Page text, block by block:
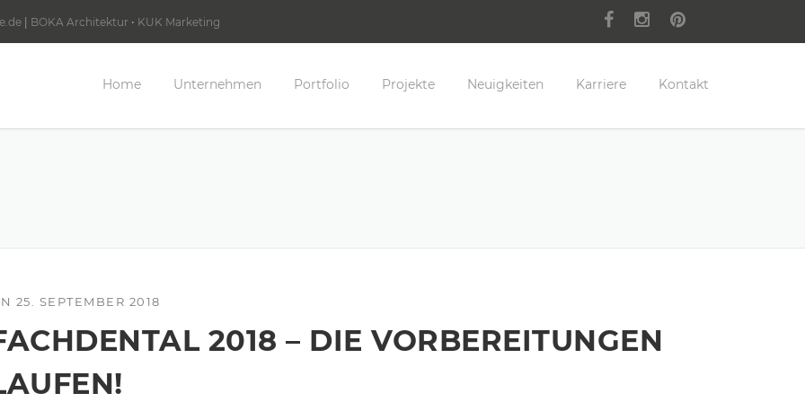
BOKA Architektur • KUK Marketing
Home Unternehmen Portfolio Projekte Neuigkeiten Karriere Kontakt
25. SEPTEMBER 2018
2018 – DIE VORBEREITUNGEN